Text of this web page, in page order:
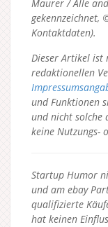
Maurer / Alle
gekennzeichnet,
Kontaktdaten).
Dieser Artikel
redaktionellen
und Funktionen
und nicht solche
keine Nutzungs-
Startup Humor
und am ebay
qualifizierte
hat keinen